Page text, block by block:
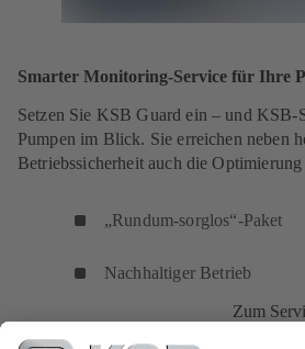
Smarter Monitoring-Service für Ihre
Setzen Sie KSB Guard ein – und KSB-
Pumpen im Blick. Sie erreichen neben
Betriebssicherheit auch die
„Rundum-sorglos“-Paket
Nachhaltiger Betrieb
Zum